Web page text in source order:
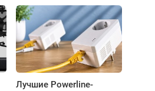
Лучшие Powerline-